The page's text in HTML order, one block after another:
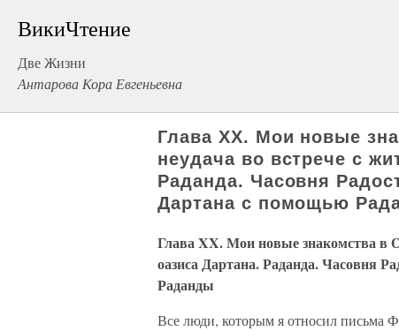
ВикиЧтение
Две Жизни
Антарова Кора Евгеньевна
Глава XX. Мои новые
неудача во встрече с
Раданда. Часовня
Дартана с помощью
Глава XX. Мои новые знакомства в
оазиса Дартана. Раданда. Часовня
Раданды
Все люди, которым я относил письма